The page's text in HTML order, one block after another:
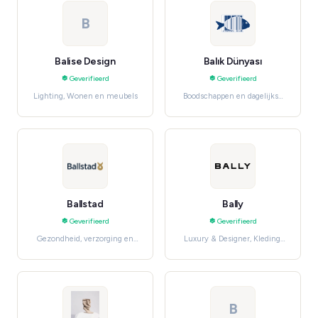
B
Balise Design
Geverifieerd
Lighting, Wonen en meubels
Balık Dünyası
Geverifieerd
Boodschappen en dagelijkse
Seafood
Ballstad
Geverifieerd
Gezondheid, verzorging en
Bally
Geverifieerd
Luxury & Designer, Kleding,
B